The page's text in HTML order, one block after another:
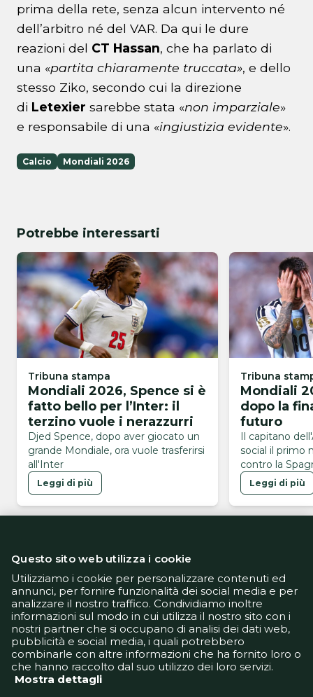
prima della rete, senza alcun intervento né
dell’arbitro né del VAR. Da qui le dure
reazioni del CT Hassan, che ha parlato di
una «partita chiaramente truccata», e dello
stesso Ziko, secondo cui la direzione
di Letexier sarebbe stata «non imparziale»
e responsabile di una «ingiustizia evidente».
Calcio Mondiali 2026
Potrebbe interessarti
Tribuna stampa
Mondiali 2026, Spence si è
fatto bello per l’Inter: il
terzino vuole i nerazzurri
Djed Spence, dopo aver giocato un
grande Mondiale, ora vuole trasferirsi
all'Inter
Leggi di più
Tribuna
Mondiali
dopo la
futuro
Il capitano
social il primo
contro la
Mondiali 2026
Leggi di più
Informativa Privacy
Informativa Cookie
Tech App
Gestione preferenze
support@goldbetlive.it
Questo sito web utilizza i cookie
Utilizziamo i cookie per personalizzare contenuti ed
annunci, per fornire funzionalità dei social media e per
analizzare il nostro traffico. Condividiamo inoltre
informazioni sul modo in cui utilizza il nostro sito con i
nostri partner che si occupano di analisi dei dati web,
pubblicità e social media, i quali potrebbero
combinarle con altre informazioni che ha fornito loro o
che hanno raccolto dal suo utilizzo dei loro servizi.
Mostra dettagli